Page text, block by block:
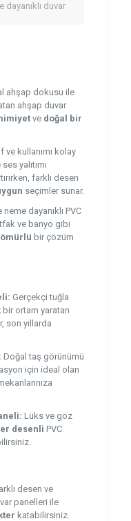
dayanıklı duvar
ahşap dokusu ile
ahşap duvar
ve doğal bir
ve kullanımı kolay
yalıtımı
farklı desen
seçimler sunar.
neme dayanıklı PVC
ve banyo gibi
bir çözüm
Gerçekçi tuğla
bir ortam yaratan
son yıllarda
Doğal taş görünümü
için ideal olan
Lüks ve göz
desenli PVC
desen ve
panelleri ile
katabilirsiniz.